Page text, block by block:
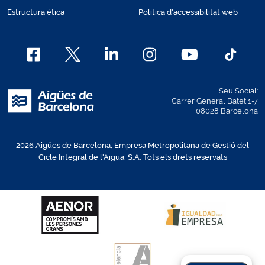
Estructura ètica Política d'accessibilitat web
Seu Social:
Carrer General Batet 1-7
08028 Barcelona
2026 Aigües de Barcelona, Empresa Metropolitana de Gestió del
Cicle Integral de l'Aigua, S.A. Tots els drets reservats